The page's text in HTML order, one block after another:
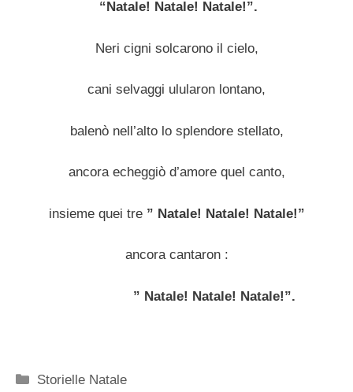
“Natale! Natale! Natale!”.
Neri cigni solcarono il cielo,
cani selvaggi ulularon lontano,
balenò nell’alto lo splendore stellato,
ancora echeggiò d’amore quel canto,
insieme quei tre ” Natale! Natale! Natale!”
ancora cantaron :
” Natale! Natale! Natale!”.
Categorie
Storielle Natale